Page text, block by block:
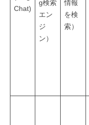
Chat)
g検索
エン
ジ
ン）
情報
を検
索）